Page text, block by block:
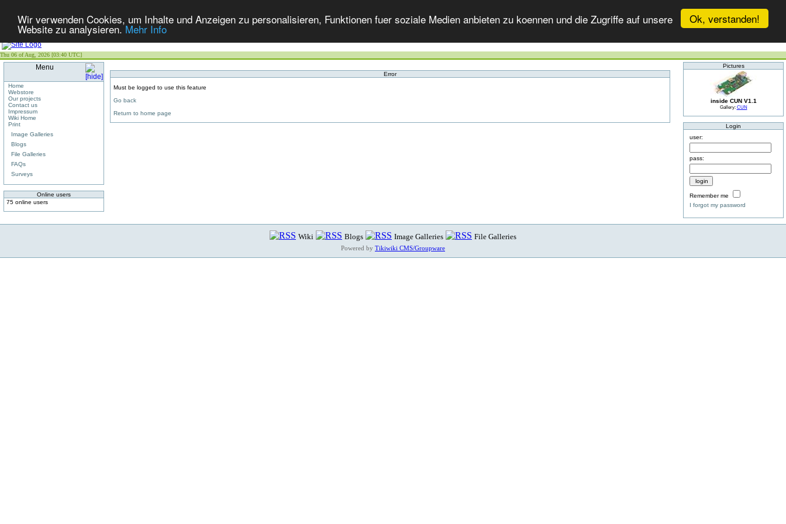
Ok, verstanden!
Wir verwenden Cookies, um Inhalte und Anzeigen zu personalisieren, Funktionen fuer soziale Medien anbieten zu koennen und die Zugriffe auf unsere
Website zu analysieren.Mehr Info
Thu 06 of Aug, 2026 [03:40 UTC]
Menu
Home
Webstore
Our projects
Contact us
Impressum
Wiki Home
Print
Image Galleries
Blogs
File Galleries
FAQs
Surveys
Online users
75 online users
Error
Must be logged to use this feature
Go back
Return to home page
Pictures
inside CUN V1.1
Gallery: CUN
Login
user:
pass:
Remember me
I forgot my password
Wiki Blogs Image Galleries File Galleries
Powered by Tikiwiki CMS/Groupware